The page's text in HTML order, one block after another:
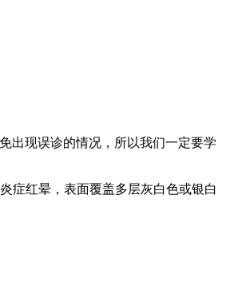
免出现误诊的情况，所以我们一定要学
症红晕，表面覆盖多层灰白色或银白